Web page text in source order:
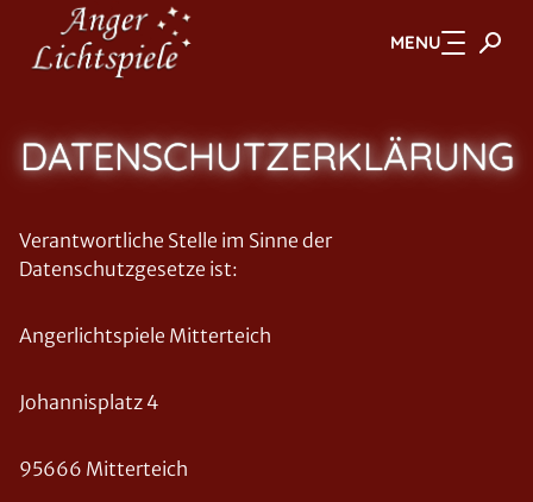
Zum Hauptinhalt springen MENU
DATENSCHUTZERKLÄRUNG
Verantwortliche Stelle im Sinne der
Datenschutzgesetze ist:
Angerlichtspiele Mitterteich
Johannisplatz 4
95666 Mitterteich